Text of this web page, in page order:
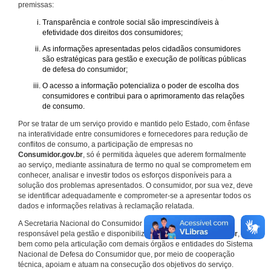
premissas:
Transparência e controle social são imprescindíveis à
efetividade dos direitos dos consumidores;
As informações apresentadas pelos cidadãos consumidores
são estratégicas para gestão e execução de políticas públicas
de defesa do consumidor;
O acesso a informação potencializa o poder de escolha dos
consumidores e contribui para o aprimoramento das relações
de consumo.
Por se tratar de um serviço provido e mantido pelo Estado, com ênfase
na interatividade entre consumidores e fornecedores para redução de
conflitos de consumo, a participação de empresas no
Consumidor.gov.br, só é permitida àqueles que aderem formalmente
ao serviço, mediante assinatura de termo no qual se comprometem em
conhecer, analisar e investir todos os esforços disponíveis para a
solução dos problemas apresentados. O consumidor, por sua vez, deve
se identificar adequadamente e comprometer-se a apresentar todos os
dados e informações relativas à reclamação relatada.
A Secretaria Nacional do Consumidor do Ministério da Justiça é a
responsável pela gestão e disponibilização doConsumidor.gov.br,
bem como pela articulação com demais órgãos e entidades do Sistema
Nacional de Defesa do Consumidor que, por meio de cooperação
técnica, apoiam e atuam na consecução dos objetivos do serviço.